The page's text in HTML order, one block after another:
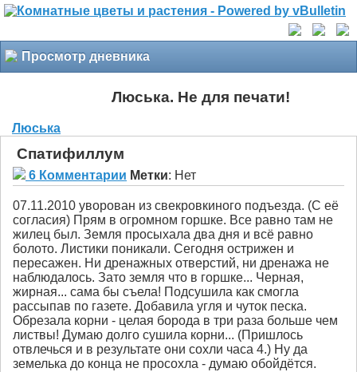
Просмотр дневника
Люська. Не для печати!
Люська
Спатифиллум
6 Комментарии Метки: Нет
07.11.2010 уворован из свекровкиного подъезда. (С её
согласия) Прям в огромном горшке. Все равно там не
жилец был. Земля просыхала два дня и всё равно
болото. Листики поникали. Сегодня острижен и
пересажен. Ни дренажных отверстий, ни дренажа не
наблюдалось. Зато земля что в горшке... Черная,
жирная... сама бы съела! Подсушила как смогла
рассыпав по газете. Добавила угля и чуток песка.
Обрезала корни - целая борода в три раза больше чем
листвы! Думаю долго сушила корни... (Пришлось
отвлечься и в результате они сохли часа 4.) Ну да
земелька до конца не просохла - думаю обойдётся.